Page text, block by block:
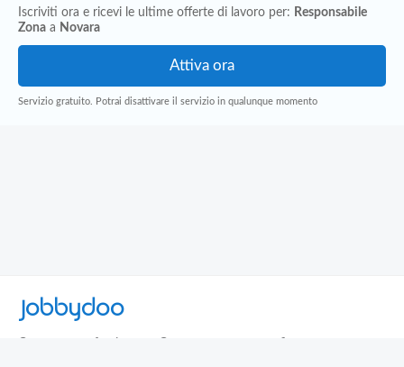
Iscriviti ora e ricevi le ultime offerte di lavoro per: Responsabile
Zona a Novara
Servizio gratuito. Potrai disattivare il servizio in qualunque momento
Jobbydoo